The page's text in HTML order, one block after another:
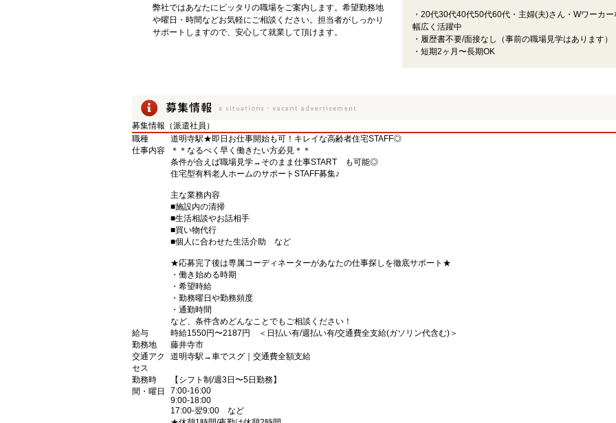
弊社ではあなたにピッタリの職場をご案内します。希望勤務地
や曜日・時間などお気軽にご相談ください。担当者がしっかり
サポートしますので、安心して就業して頂けます。
・20代30代40代50代60代・主婦(夫)さん・Wワーカー
幅広く活躍中
・履歴書不要/面接なし（事前の職場見学はあります）
・短期2ヶ月〜長期OK
募集情報（派遣社員）
職種
道明寺駅★即日お仕事開始も可！キレイな高齢者住宅STAFF◎
仕事内容
＊＊なるべく早く働きたい方必見＊＊
条件が合えば職場見学→そのまま仕事START も可能◎
住宅型有料老人ホームのサポートSTAFF募集♪
主な業務内容
■施設内の清掃
■生活相談やお話相手
■買い物代行
■個人に合わせた生活介助 など
★応募完了後は専属コーディネーターがあなたの仕事探しを徹底サポート★
・働き始める時期
・希望時給
・勤務曜日や勤務頻度
・通勤時間
など、条件含めどんなことでもご相談ください！
給与
時給1550円〜2187円 ＜日払い有/週払い有/交通費全支給(ガソリン代含む)＞
勤務地
藤井寺市
交通アク
セス
道明寺駅→車でスグ｜交通費全額支給
勤務時
間・曜日
【シフト制/週3日〜5日勤務】
7:00-16:00
9:00-18:00
17:00-翌9:00 など